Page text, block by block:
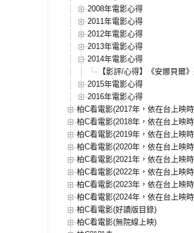
2008年電影心得
2011年電影心得
2012年電影心得
2013年電影心得
2014年電影心得
【影評/心得】《安娜貝爾
2015年電影心得
2016年電影心得
柏C看電影(2017年，依在台上映
柏C看電影(2018年，依在台上映
柏C看電影(2019年，依在台上映
柏C看電影(2020年，依在台上映
柏C看電影(2021年，依在台上映
柏C看電影(2022年，依在台上映
柏C看電影(2023年，依在台上映
柏C看電影(2024年，依在台上映
柏C看電影(好讀版目錄)
柏C看電影(無院線上映)